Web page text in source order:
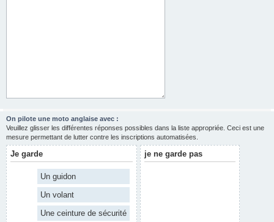
On pilote une moto anglaise avec :
Veuillez glisser les différentes réponses possibles dans la liste appropriée. Ceci est une
mesure permettant de lutter contre les inscriptions automatisées.
Je garde
Un guidon
Un volant
Une ceinture de sécurité
je ne garde pas